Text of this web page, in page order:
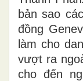
bản sao
đồng
làm cho
vượt ra
cho đến